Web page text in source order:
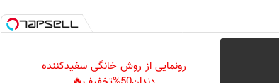
رونمایی از روش خانگی سفیدکننده